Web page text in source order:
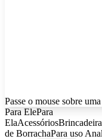
Passe o mouse sobre
Para ElePara
ElaAcessórios
de BorrachaPara uso Anal